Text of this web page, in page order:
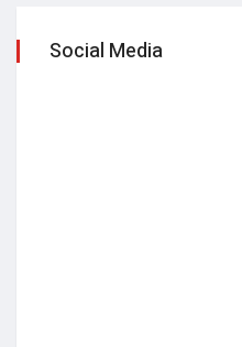
Social Media